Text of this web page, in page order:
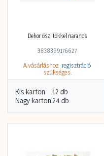
Dekor őszi tökkel narancs
3838399176627
A vásárláshoz regisztráció
szükséges.
Kis karton
12 db
Nagy karton 24 db